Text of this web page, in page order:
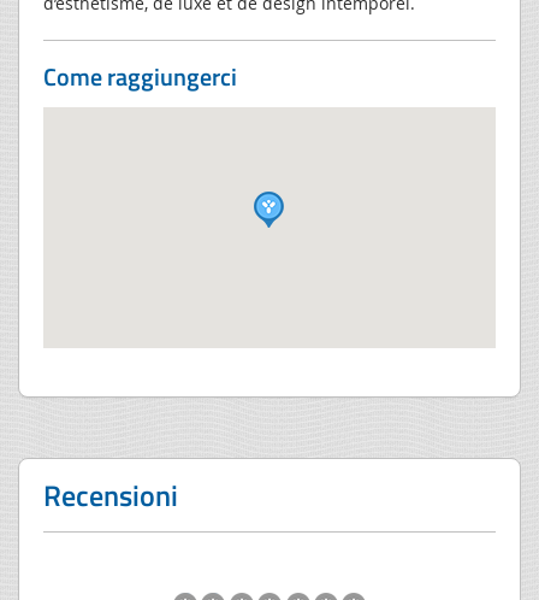
Come raggiungerci
Recensioni